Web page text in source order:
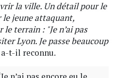
la ville. Un détail pour le
jeune attaquant,
terrain : "Je n’ai pas
Lyon. Je passe beaucoup
a-t-il reconnu.